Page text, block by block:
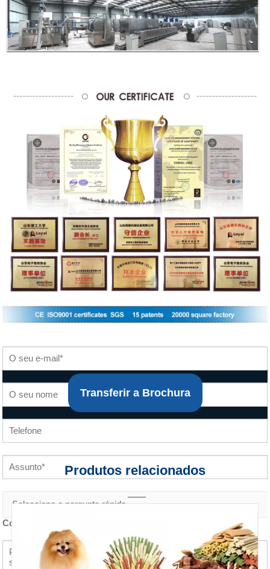
Conteúdo do inquérito *
Transferir a Brochura
Produtos relacionados